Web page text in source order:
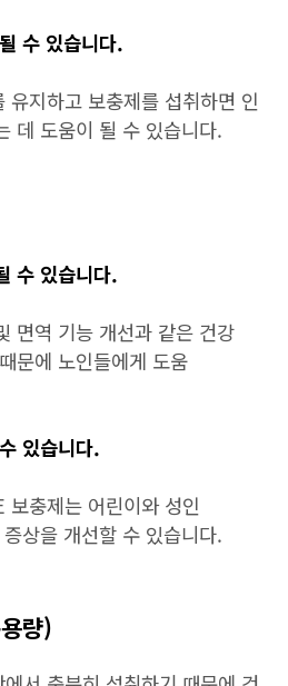
수 있습니다.
유지하고 보충제를 섭취하면 인
데 도움이 될 수 있습니다.
수 있습니다.
면역 기능 개선과 같은 건강
문에 노인들에게 도움
있습니다.
보충제는 어린이와 성인
상을 개선할 수 있습니다.
량)